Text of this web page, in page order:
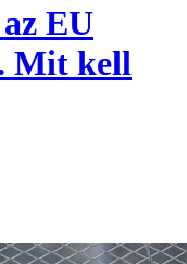
EU
Mit kell